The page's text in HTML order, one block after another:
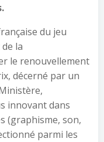
du jeu
la
le renouvellement
décerné par un
innovant dans
(graphisme, son,
parmi les